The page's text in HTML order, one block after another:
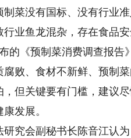
没有国标、没有行业准
业鱼龙混杂，存在食品安
《预制菜消费调查报告
败、食材不新鲜、预制菜
关键要有门槛，建议尽
发展。
会副秘书长陈音江认为